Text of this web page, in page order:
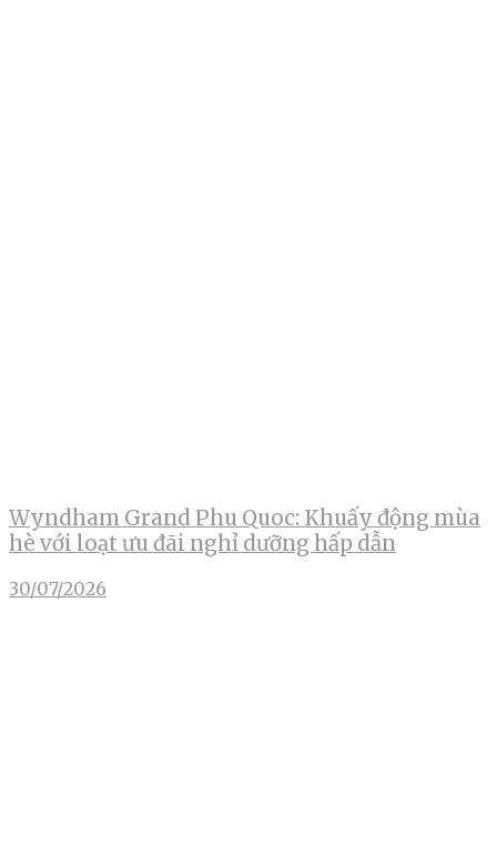
Wyndham Grand Phu Quoc: Khuấy động mùa
hè với loạt ưu đãi nghỉ dưỡng hấp dẫn
30/07/2026